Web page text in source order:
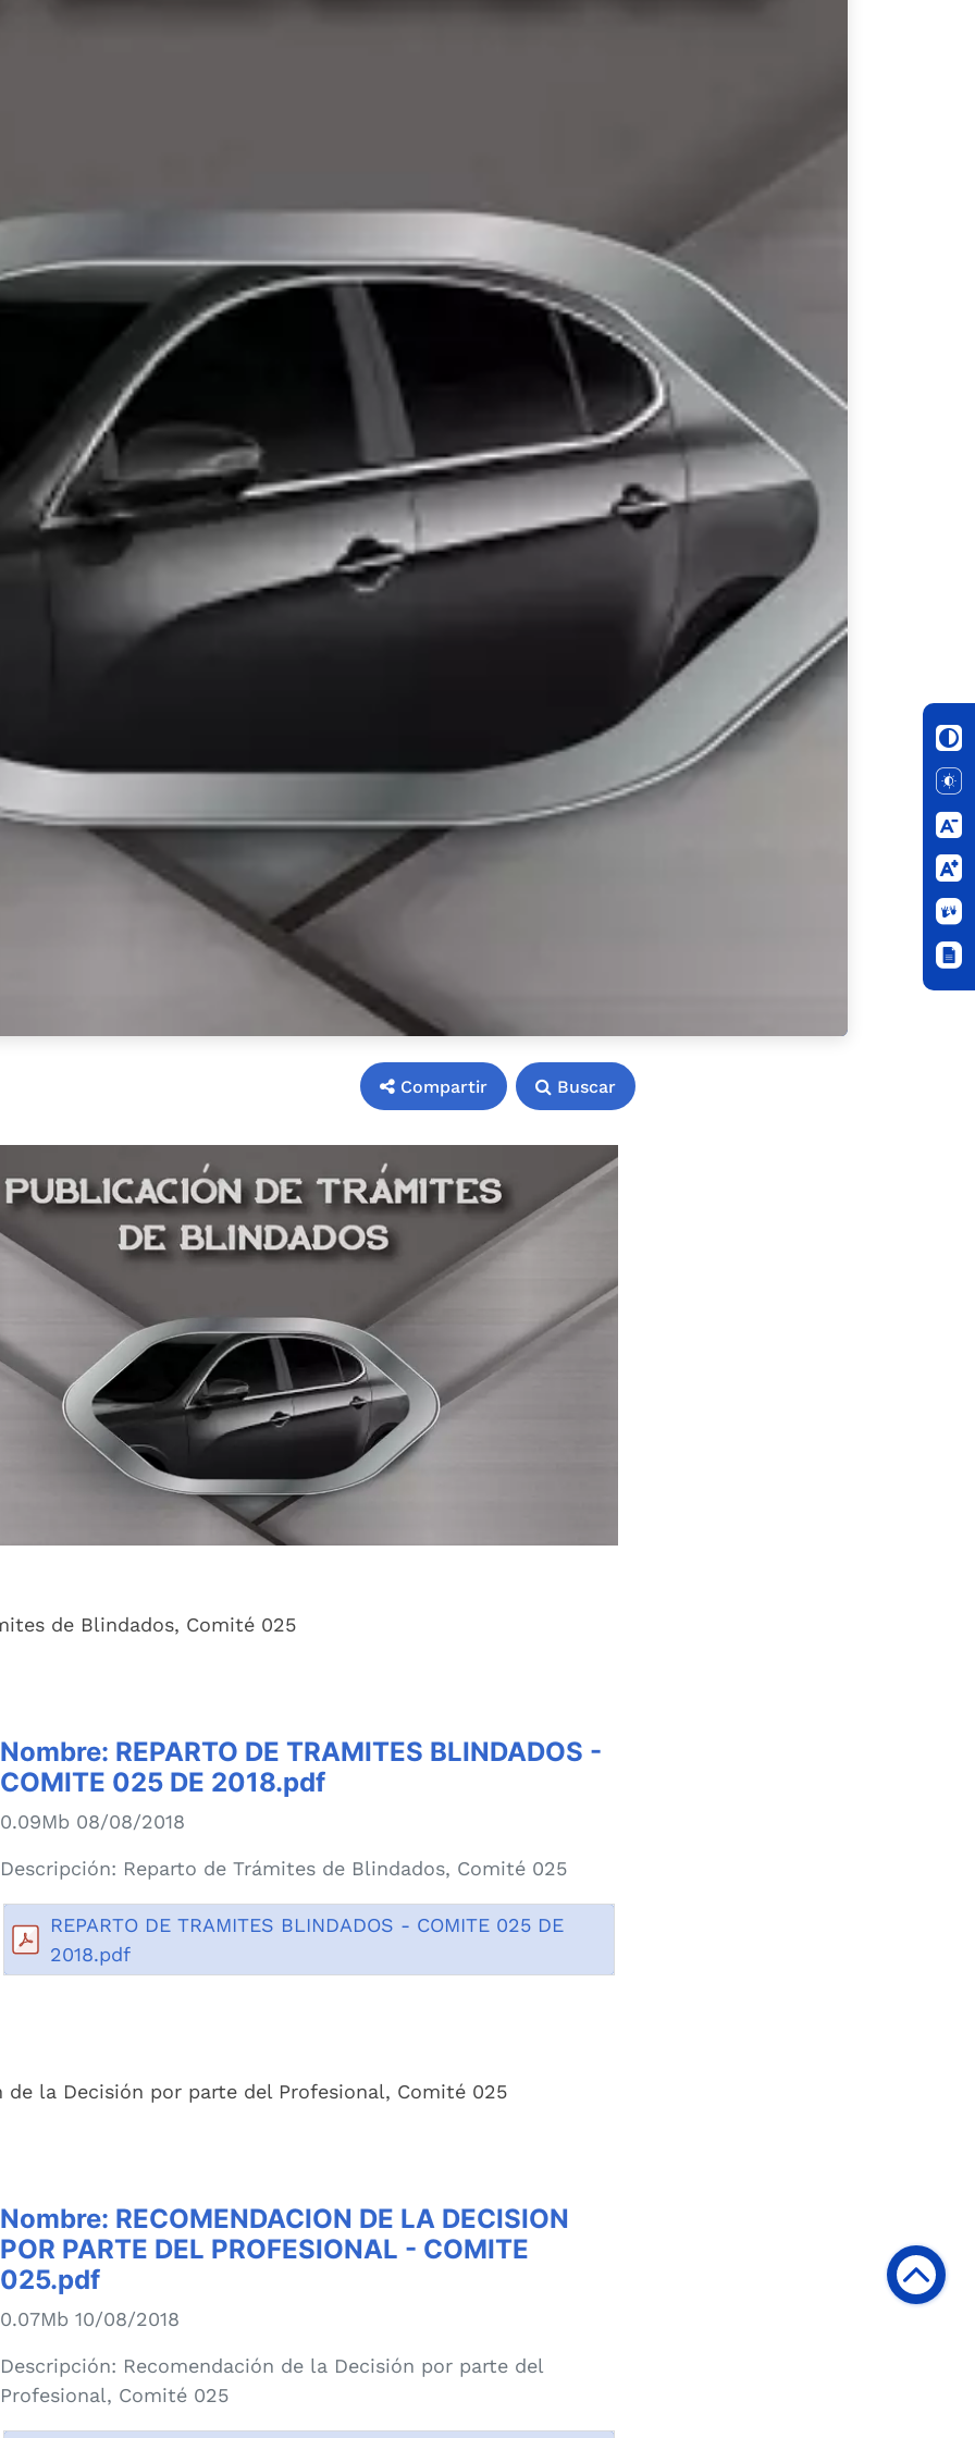
Compartir Buscar
de Blindados, Comité 025
Nombre: REPARTO DE TRAMITES BLINDADOS -
COMITE 025 DE 2018.pdf
0.09Mb 08/08/2018
Descripción: Reparto de Trámites de Blindados, Comité 025
REPARTO DE TRAMITES BLINDADOS - COMITE 025 DE
2018.pdf
de la Decisión por parte del Profesional, Comité 025
Nombre: RECOMENDACION DE LA DECISION
POR PARTE DEL PROFESIONAL - COMITE
025.pdf
0.07Mb 10/08/2018
Descripción: Recomendación de la Decisión por parte del
Profesional, Comité 025